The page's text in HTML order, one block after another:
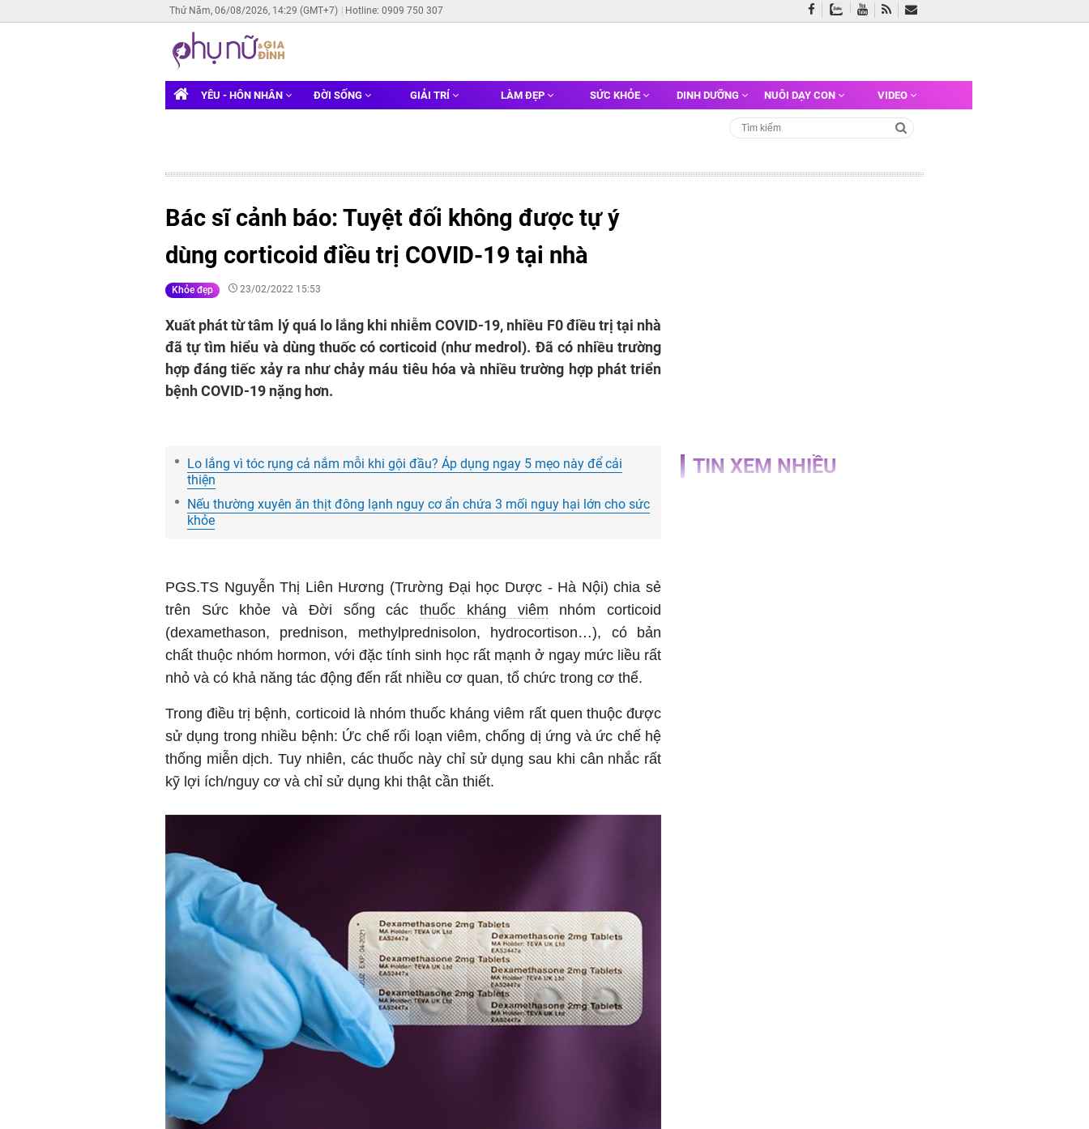
Thứ Năm, 06/08/2026, 14:29 (GMT+7) Hotline: 0909 750 307
YÊU - HÔN NHÂN ĐỜI SỐNG GIẢI TRÍ LÀM ĐẸP SỨC KHỎE DINH DƯỠNG NUÔI DẠY CON VIDEO
Bác sĩ cảnh báo: Tuyệt đối không được tự ý
dùng corticoid điều trị COVID-19 tại nhà
Khỏe đẹp 23/02/2022 15:53
Xuất phát từ tâm lý quá lo lắng khi nhiễm COVID-19, nhiều F0 điều trị tại nhà
đã tự tìm hiểu và dùng thuốc có corticoid (như medrol). Đã có nhiều trường
hợp đáng tiếc xảy ra như chảy máu tiêu hóa và nhiều trường hợp phát triển
bệnh COVID-19 nặng hơn.
Lo lắng vì tóc rụng cả nắm mỗi khi gội đầu? Áp dụng ngay 5 mẹo này để cải
thiện
Nếu thường xuyên ăn thịt đông lạnh nguy cơ ẩn chứa 3 mối nguy hại lớn cho sức
khỏe
PGS.TS Nguyễn Thị Liên Hương (Trường Đại học Dược - Hà Nội) chia sẻ
trên
Sức khỏe và Đời sống cácthuốc kháng viêm nhóm corticoid
(dexamethason, prednison, methylprednisolon, hydrocortison…), có bản
chất thuộc nhóm hormon, với đặc tính sinh học rất mạnh ở ngay mức liều rất
nhỏ và có khả năng tác động đến rất nhiều cơ quan, tổ chức trong cơ thể.
Trong điều trị bệnh, corticoid là nhóm thuốc kháng viêm rất quen thuộc được
sử dụng trong nhiều bệnh: Ức chế rối loạn viêm, chống dị ứng và ức chế hệ
thống miễn dịch. Tuy nhiên, các thuốc này chỉ sử dụng sau khi cân nhắc rất
kỹ lợi ích/nguy cơ và chỉ sử dụng khi thật cần thiết.
TIN XEM NHIỀU